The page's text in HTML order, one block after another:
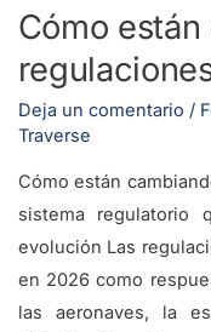
Cómo
Deja un comentario /
Traverse
Cómo están
sistema regulatorio
evolución Las
en 2026 como
las aeronaves, la